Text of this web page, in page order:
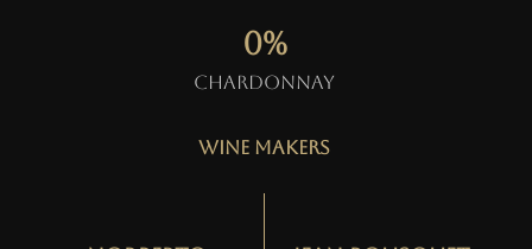
Chardonnay
0%
Wine Makers